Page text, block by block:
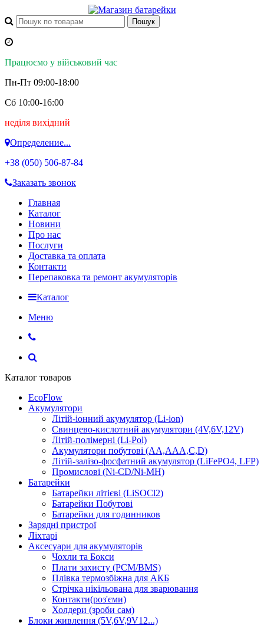
Працюємо у військовий час
Пн-Пт 09:00-18:00
Сб 10:00-16:00
неділя вихідний
Определение...
+38 (050) 506-87-84
Заказать звонок
Главная
Каталог
Новини
Про нас
Послуги
Доставка та оплата
Контакти
Перепаковка та ремонт акумуляторів
Каталог
Меню
Каталог товаров
EcoFlow
Акумулятори
Літій-іонний акумулятор (Li-ion)
Свинцево-кислотний акумулятори (4V,6V,12V)
Літій-полімерні (Li-Pol)
Акумулятори побутові (AA,AAA,C,D)
Літій-залізо-фосфатний акумулятор (LiFePO4, LFP)
Промислові (Ni-CD/Ni-MH)
Батарейки
Батарейки літієві (LiSOCl2)
Батарейки Побутові
Батарейки для годинников
Зарядні пристрої
Ліхтарі
Аксесуари для акумуляторів
Чохли та Бокси
Плати захисту (PCM/BMS)
Плівка термозбіжна для АКБ
Стрічка нікільована для зварювання
Контакти(роз'єми)
Холдери (зроби сам)
Блоки живлення (5V,6V,9V12...)